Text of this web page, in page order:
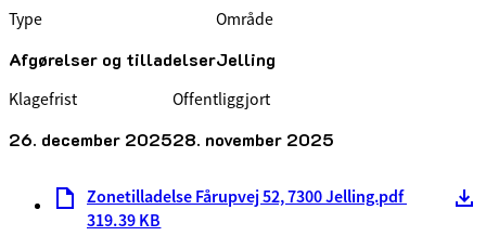
Type
Afgørelser og tilladelser
Område
Jelling
Klagefrist
26. december 2025
Offentliggjort
28. november 2025
Zonetilladelse Fårupvej 52, 7300 Jelling.pdf
319.39 KB